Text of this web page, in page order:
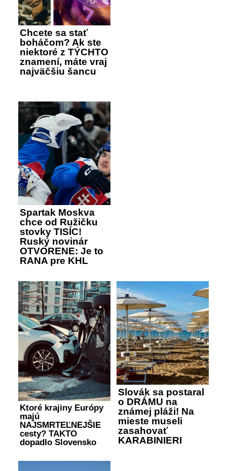
Chcete sa stať
boháčom? Ak ste
niektoré z TÝCHTO
znamení, máte vraj
najväčšiu šancu
Spartak Moskva
chce od Ružičku
stovky TISÍC!
Ruský novinár
OTVORENE: Je to
RANA pre KHL
Ktoré krajiny Európy
majú
NAJSMRTEĽNEJŠIE
cesty? TAKTO
dopadlo Slovensko
Slovák sa postaral
o DRÁMU na
známej pláži! Na
mieste museli
zasahovať
KARABINIERI